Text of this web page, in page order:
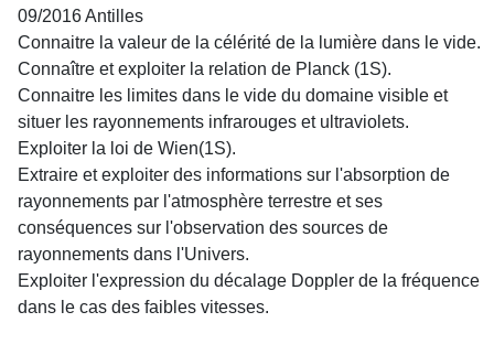
09/2016 Antilles
Connaitre la valeur de la célérité de la lumière dans le vide.
Connaître et exploiter la relation de Planck (1S).
Connaitre les limites dans le vide du domaine visible et
situer les rayonnements infrarouges et ultraviolets.
Exploiter la loi de Wien(1S).
Extraire et exploiter des informations sur l'absorption de
rayonnements par l'atmosphère terrestre et ses
conséquences sur l'observation des sources de
rayonnements dans l'Univers.
Exploiter l'expression du décalage Doppler de la fréquence
dans le cas des faibles vitesses.